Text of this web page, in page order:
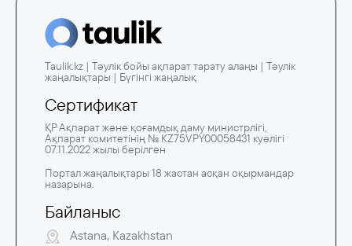
Taulik.kz | Тәулік бойы ақпарат тарату алаңы | Тәулік
жаңалықтары | Бүгінгі жаңалық
Сертификат
ҚР Ақпарат және қоғамдық даму министрлігі,
Ақпарат комитетінің № KZ75VPY00058431 куәлігі
07.11.2022 жылы берілген
Портал жаңалықтары 18 жастан асқан оқырмандар
назарына.
Байланыс
Astana, Kazakhstan